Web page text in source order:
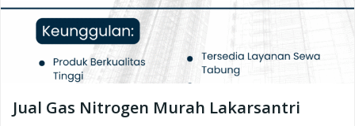
Jual Gas Nitrogen Murah Lakarsantri